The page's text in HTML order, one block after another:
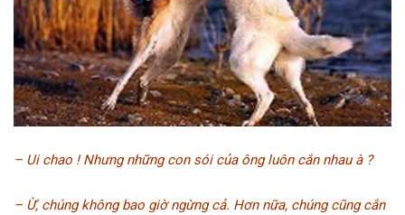
– Ui chao ! Nhưng những con sói của ông luôn cắn nhau à ?
– Ừ, chúng không bao giờ ngừng cả. Hơn nữa, chúng cũng cắn